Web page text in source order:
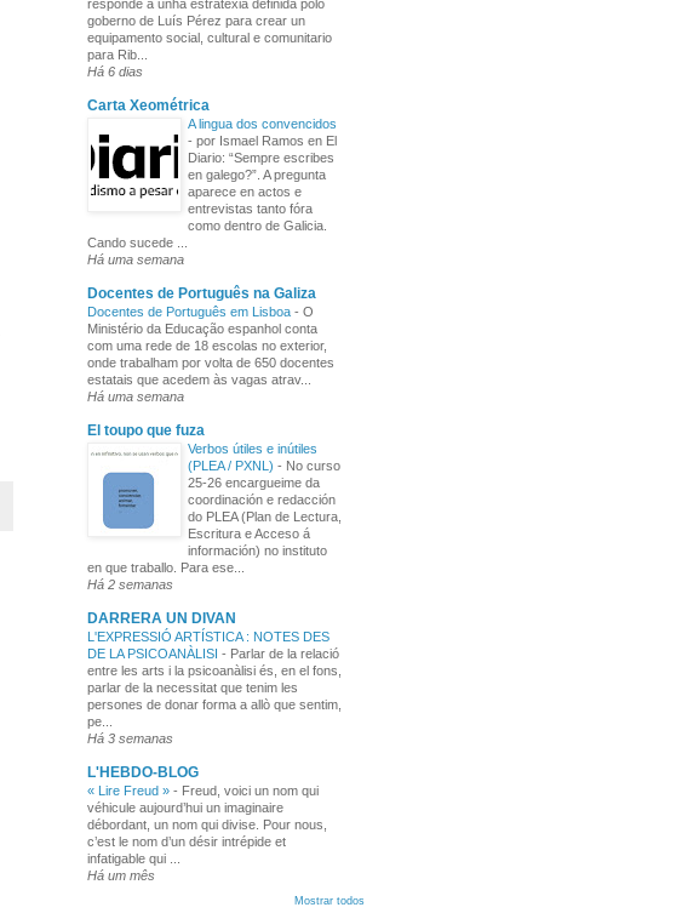
responde a unha estratexia definida polo
goberno de Luís Pérez para crear un
equipamento social, cultural e comunitario
para Rib...
Há 6 dias
Carta Xeométrica
A lingua dos convencidos
- por Ismael Ramos en El
Diario: “Sempre escribes
en galego?”. A pregunta
aparece en actos e
entrevistas tanto fóra
como dentro de Galicia.
Cando sucede ...
Há uma semana
Docentes de Português na Galiza
Docentes de Português em Lisboa - O
Ministério da Educação espanhol conta
com uma rede de 18 escolas no exterior,
onde trabalham por volta de 650 docentes
estatais que acedem às vagas atrav...
Há uma semana
El toupo que fuza
Verbos útiles e inútiles
(PLEA / PXNL) - No curso
25-26 encargueime da
coordinación e redacción
do PLEA (Plan de Lectura,
Escritura e Acceso á
información) no instituto
en que traballo. Para ese...
Há 2 semanas
DARRERA UN DIVAN
L'EXPRESSIÓ ARTÍSTICA : NOTES DES
DE LA PSICOANÀLISI - Parlar de la relació
entre les arts i la psicoanàlisi és, en el fons,
parlar de la necessitat que tenim les
persones de donar forma a allò que sentim,
pe...
Há 3 semanas
L'HEBDO-BLOG
« Lire Freud » - Freud, voici un nom qui
véhicule aujourd’hui un imaginaire
débordant, un nom qui divise. Pour nous,
c’est le nom d’un désir intrépide et
infatigable qui ...
Há um mês
Mostrar todos